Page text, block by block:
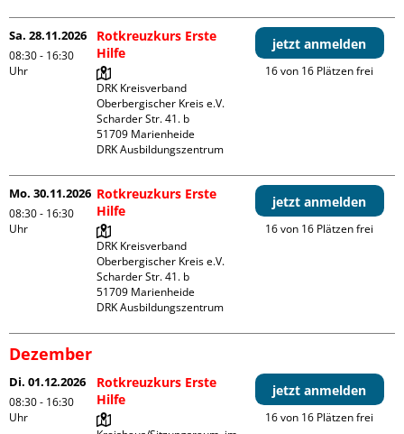
Sa. 28.11.2026
08:30 - 16:30
Uhr
Rotkreuzkurs Erste
Hilfe
DRK Kreisverband
Oberbergischer Kreis e.V.
Scharder Str. 41. b
51709 Marienheide
DRK Ausbildungszentrum
jetzt anmelden
16 von 16 Plätzen frei
Mo. 30.11.2026
08:30 - 16:30
Uhr
Rotkreuzkurs Erste
Hilfe
DRK Kreisverband
Oberbergischer Kreis e.V.
Scharder Str. 41. b
51709 Marienheide
DRK Ausbildungszentrum
jetzt anmelden
16 von 16 Plätzen frei
Dezember
Di. 01.12.2026
08:30 - 16:30
Uhr
Rotkreuzkurs Erste
Hilfe
jetzt anmelden
16 von 16 Plätzen frei